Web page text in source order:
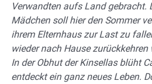
Verwandten aufs Land gebracht.
Mädchen soll hier den Sommer
ihrem Elternhaus zur Last zu
wieder nach Hause
In der Obhut der Kinsellas blüht
entdeckt ein ganz neues Leben.